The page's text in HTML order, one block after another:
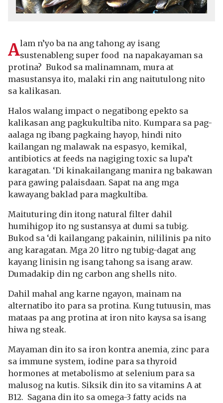
Alam n’yo ba na ang tahong ay isang
sustenableng super food na napakayaman sa
protina? Bukod sa malinamnam, mura at
masustansya ito, malaki rin ang naitutulong nito
sa kalikasan.
Halos walang impact o negatibong epekto sa
kalikasan ang pagkukultiba nito. Kumpara sa pag-
aalaga ng ibang pagkaing hayop, hindi nito
kailangan ng malawak na espasyo, kemikal,
antibiotics at feeds na nagiging toxic sa lupa’t
karagatan. ‘Di kinakailangang manira ng bakawan
para gawing palaisdaan. Sapat na ang mga
kawayang baklad para magkultiba.
Maituturing din itong natural filter dahil
humihigop ito ng sustansya at dumi sa tubig.
Bukod sa ‘di kailangang pakainin, nililinis pa nito
ang karagatan. Mga 20 litro ng tubig-dagat ang
kayang linisin ng isang tahong sa isang araw.
Dumadakip din ng carbon ang shells nito.
Dahil mahal ang karne ngayon, mainam na
alternatibo ito para sa protina. Kung tutuusin, mas
mataas pa ang protina at iron nito kaysa sa isang
hiwa ng steak.
Mayaman din ito sa iron kontra anemia, zinc para
sa immune system, iodine para sa thyroid
hormones at metabolismo at selenium para sa
malusog na kutis. Siksik din ito sa vitamins A at
B12. Sagana din ito sa omega-3 fatty acids na